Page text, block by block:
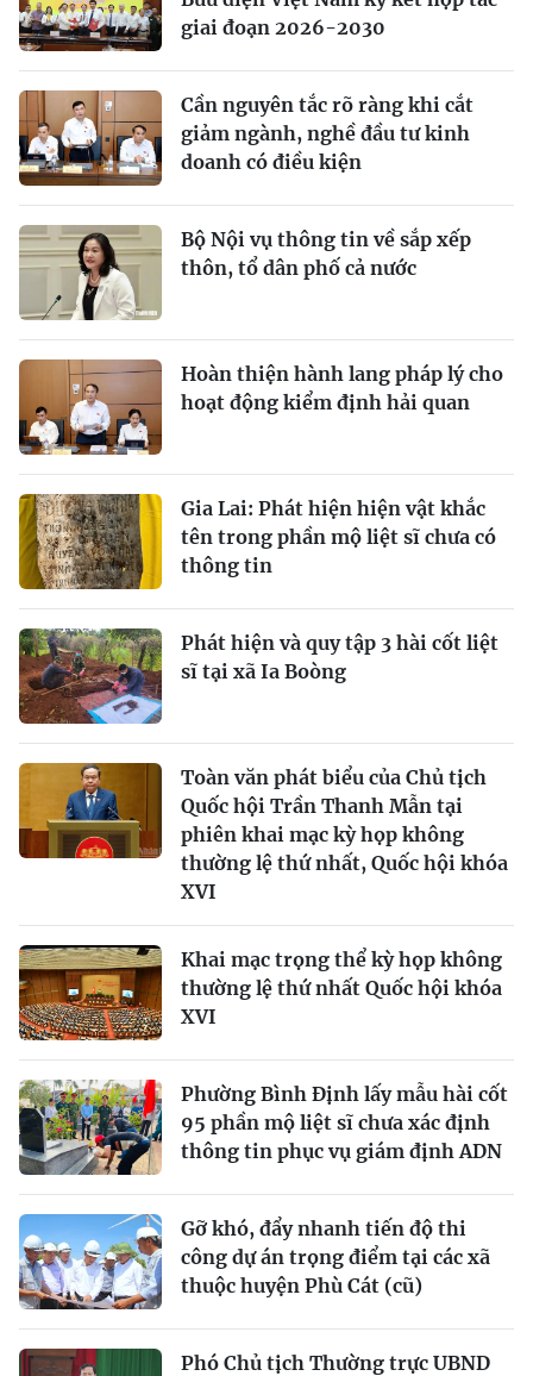
giai đoạn 2026-2030
Cần nguyên tắc rõ ràng khi cắt
giảm ngành, nghề đầu tư kinh
doanh có điều kiện
Bộ Nội vụ thông tin về sắp xếp
thôn, tổ dân phố cả nước
Hoàn thiện hành lang pháp lý cho
hoạt động kiểm định hải quan
Gia Lai: Phát hiện hiện vật khắc
tên trong phần mộ liệt sĩ chưa có
thông tin
Phát hiện và quy tập 3 hài cốt liệt
sĩ tại xã Ia Boòng
Toàn văn phát biểu của Chủ tịch
Quốc hội Trần Thanh Mẫn tại
phiên khai mạc kỳ họp không
thường lệ thứ nhất, Quốc hội khóa
XVI
Khai mạc trọng thể kỳ họp không
thường lệ thứ nhất Quốc hội khóa
XVI
Phường Bình Định lấy mẫu hài cốt
95 phần mộ liệt sĩ chưa xác định
thông tin phục vụ giám định ADN
Gỡ khó, đẩy nhanh tiến độ thi
công dự án trọng điểm tại các xã
thuộc huyện Phù Cát (cũ)
Phó Chủ tịch Thường trực UBND